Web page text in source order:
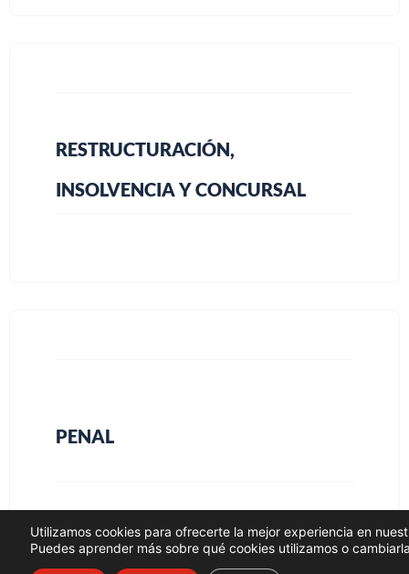
RESTRUCTURACIÓN,
INSOLVENCIA Y CONCURSAL
PENAL
Utilizamos cookies para ofrecerte la mejor experiencia en
Puedes aprender más sobre qué cookies utilizamos o